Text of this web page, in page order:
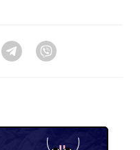
Telegram